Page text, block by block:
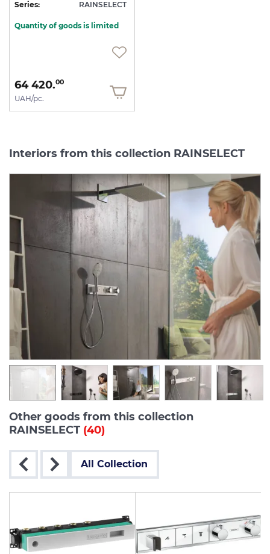
Series: RAINSELECT
Quantity of goods is limited
64 420.00
UAH/pc.
Interiors from this collection RAINSELECT
Other goods from this collection
RAINSELECT (40)
All Collection